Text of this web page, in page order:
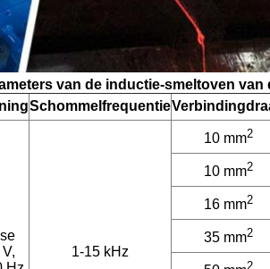
van de inductie-smeltoven van
SchommelfrequentieVerbinding
1-15 kHz
10 mm2
10 mm2
16 mm2
35 mm2
2